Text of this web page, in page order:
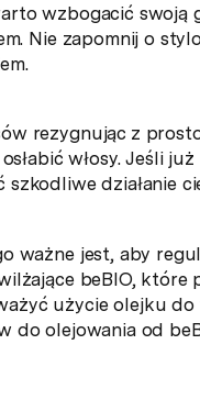
wzbogacić
Nie zapomnij o
rezygnując z
włosy. Jeśli
działanie
ważne jest, aby
beBIO, które
użycie olejku
do olejowania od